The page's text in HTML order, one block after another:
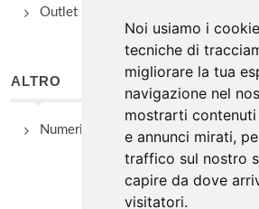
Noi usiamo i
tecniche di
migliorare la tua
navigazione nel
mostrarti
e annunci mirati,
traffico sul nostro
capire da dove
visitatori.
Outlet e spacci aziendali
ALTRO
Numeri Utili